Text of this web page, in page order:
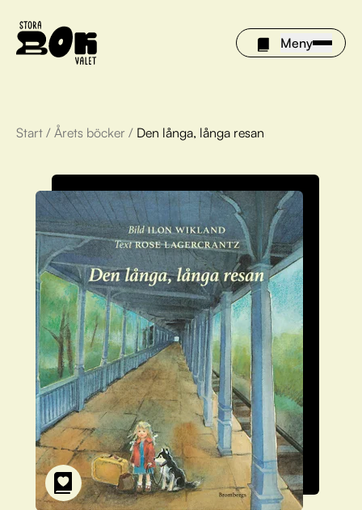
Meny
Årets böcker
Om Stora bokvalet
Olivia tipsar
Vinnare
FAQ
För bibliotek
Start / Årets böcker / Den långa, långa resan